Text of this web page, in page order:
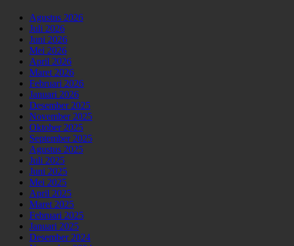
Agustus 2026
Juli 2026
Juni 2026
Mei 2026
April 2026
Maret 2026
Februari 2026
Januari 2026
Desember 2025
November 2025
Oktober 2025
September 2025
Agustus 2025
Juli 2025
Juni 2025
Mei 2025
April 2025
Maret 2025
Februari 2025
Januari 2025
Desember 2024